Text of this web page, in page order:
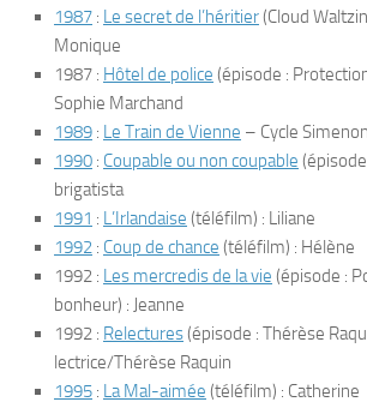
1987 : Le secret de l’héritier(Cloud
Monique
1987 : Hôtel de police (épisode :
Sophie Marchand
1989 : Le Train de Vienne – Cycle
1990 : Coupable ou non coupable
brigatista
1991 : L’Irlandaise (téléfilm) : Liliane
1992 : Coup de chance (téléfilm) : Hélène
1992 : Les mercredis de la vie (épisode :
bonheur) : Jeanne
1992 : Relectures(épisode : Thérèse
lectrice/Thérèse Raquin
1995 : La Mal-aimée (téléfilm) : Catherine